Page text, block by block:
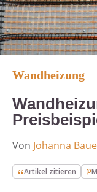
Wandheizung
Von Johanna
Artikel zitieren